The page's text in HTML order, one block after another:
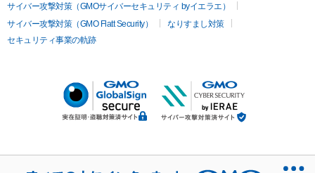
サイバー攻撃対策（GMOサイバーセキュリティ byイエラエ）
サイバー攻撃対策（GMO Flatt Security）
なりすまし対策
セキュリティ事業の軌跡